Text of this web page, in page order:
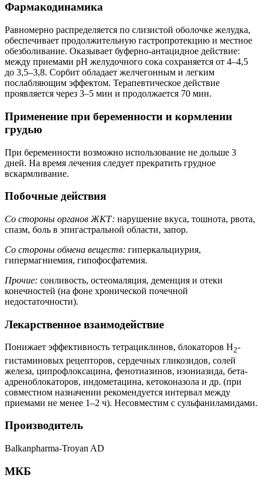
Фармакодинамика
Равномерно распределяется по слизистой оболочке желудка,
обеспечивает продолжительную гастропротекцию и местное
обезболивание. Оказывает буферно-антацидное действие:
между приемами pH желудочного сока сохраняется от 4–4,5
до 3,5–3,8. Сорбит обладает желчегонным и легким
послабляющим эффектом. Терапевтическое действие
проявляется через 3–5 мин и продолжается 70 мин.
Применение при беременности и кормлении
грудью
При беременности возможно использование не дольше 3
дней. На время лечения следует прекратить грудное
вскармливание.
Побочные действия
Со стороны органов ЖКТ: нарушение вкуса, тошнота, рвота,
спазм, боль в эпигастральной области, запор.
Со стороны обмена веществ: гиперкальциурия,
гипермагниемия, гипофосфатемия.
Прочие: сонливость, остеомаляция, деменция и отеки
конечностей (на фоне хронической почечной
недостаточности).
Лекарственное взаимодействие
Понижает эффективность тетрациклинов, блокаторов Н2-
гистаминовых рецепторов, сердечных гликозидов, солей
железа, ципрофлоксацина, фенотиазинов, изониазида, бета-
адреноблокаторов, индометацина, кетоконазола и др. (при
совместном назначении рекомендуется интервал между
приемами не менее 1–2 ч). Несовместим с сульфаниламидами.
Производитель
Balkanpharma-Troyan AD
МКБ